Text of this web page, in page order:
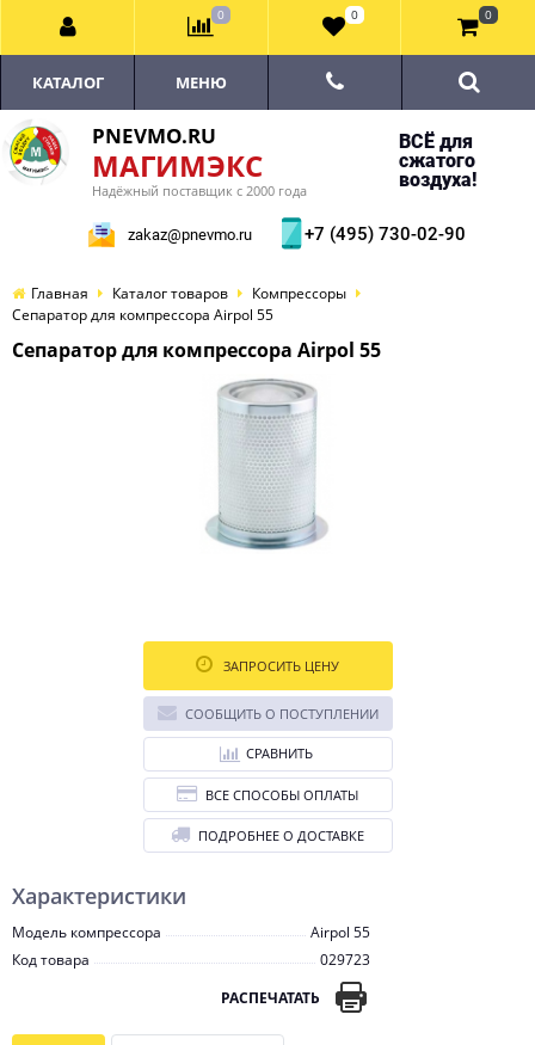
PNEVMO.RU
МАГИМЭКС
Надёжный поставщик с 2000 года
ВСЁ для
сжатого
воздуха!
zakaz@pnevmo.ru +7 (495) 730-02-90
КАТАЛОГ МЕНЮ
Главная Каталог товаров
Компрессоры
Сепаратор для компрессора Airpol 55
Сепаратор для компрессора Airpol 55
Характеристики
Модель компрессора
Airpol 55
Код товара
029723
РАСПЕЧАТАТЬ
ЗАПРОСИТЬ ЦЕНУ
СООБЩИТЬ О ПОСТУПЛЕНИИ
СРАВНИТЬ
ВСЕ СПОСОБЫ ОПЛАТЫ
ПОДРОБНЕЕ О ДОСТАВКЕ
0 0 0